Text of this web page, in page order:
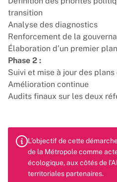
transition
Analyse des diagnostics
Renforcement de la
Élaboration d’un premier
Phase 2 :
Suivi et mise à jour des plans
Amélioration continue
Audits finaux sur les deux
L’objectif de cette
de la Métropole comme
écologique, aux côtés de
territoriales partenaires.